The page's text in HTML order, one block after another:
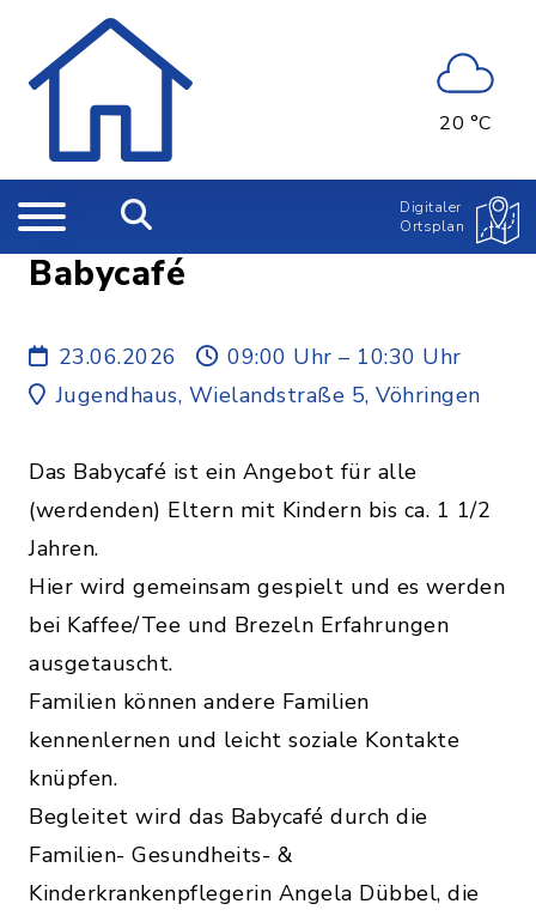
20 °C
Digitaler
Ortsplan
Babycafé
23.06.2026
09:00 Uhr – 10:30 Uhr
Jugendhaus, Wielandstraße 5, Vöhringen
Das Babycafé ist ein Angebot für alle
(werdenden) Eltern mit Kindern bis ca. 1 1/2
Jahren.
Hier wird gemeinsam gespielt und es werden
bei Kaffee/Tee und Brezeln Erfahrungen
ausgetauscht.
Familien können andere Familien
kennenlernen und leicht soziale Kontakte
knüpfen.
Begleitet wird das Babycafé durch die
Familien- Gesundheits- &
Kinderkrankenpflegerin Angela Dübbel, die